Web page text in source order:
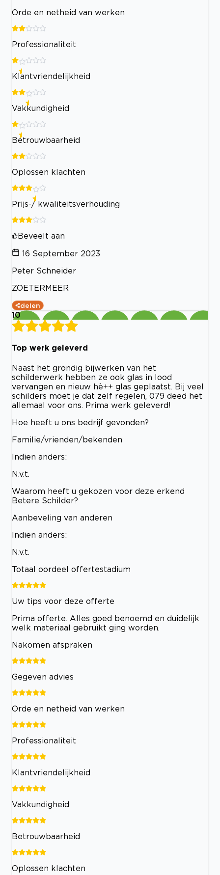
Orde en netheid van werken
Professionaliteit
Klantvriendelijkheid
Vakkundigheid
Betrouwbaarheid
Oplossen klachten
Prijs-/ kwaliteitsverhouding
Beveelt aan
16 September 2023
Peter Schneider
ZOETERMEER
delen
10
Top werk geleverd
Naast het grondig bijwerken van het
schilderwerk hebben ze ook glas in lood
vervangen en nieuw hè++ glas geplaatst. Bij veel
schilders moet je dat zelf regelen, 079 deed het
allemaal voor ons. Prima werk geleverd!
Hoe heeft u ons bedrijf gevonden?
Familie/vrienden/bekenden
Indien anders:
N.v.t.
Waarom heeft u gekozen voor deze erkend
Betere Schilder?
Aanbeveling van anderen
Indien anders:
N.v.t.
Totaal oordeel offertestadium
Uw tips voor deze offerte
Prima offerte. Alles goed benoemd en duidelijk
welk materiaal gebruikt ging worden.
Nakomen afspraken
Gegeven advies
Orde en netheid van werken
Professionaliteit
Klantvriendelijkheid
Vakkundigheid
Betrouwbaarheid
Oplossen klachten